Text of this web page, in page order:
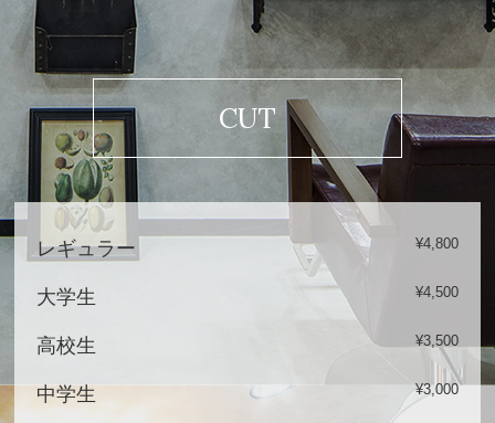
CUT
レギュラー ¥4,800
大学生 ¥4,500
高校生 ¥3,500
中学生 ¥3,000